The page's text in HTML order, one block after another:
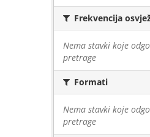
Frekvencija
Nema stavki koje
pretrage
Formati
Nema stavki koje
pretrage